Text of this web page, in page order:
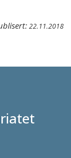
22.11.2018